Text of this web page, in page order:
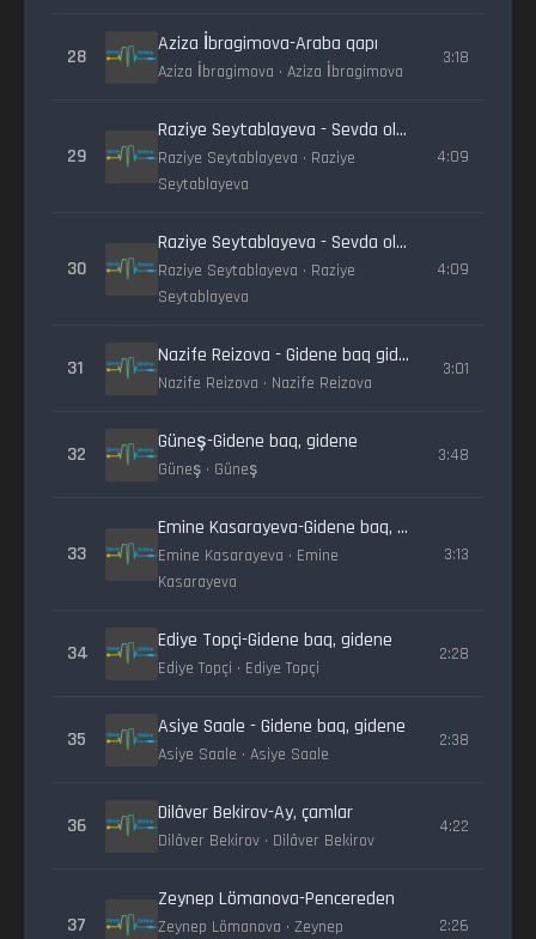
28
Aziza İbragimova-Araba qapı
Aziza İbragimova • Aziza İbragimova
3:18
29
Raziye Seytablayeva - Sevda oldim
Raziye Seytablayeva • Raziye
Seytablayeva
4:09
30
Raziye Seytablayeva - Sevda oldim
Raziye Seytablayeva • Raziye
Seytablayeva
4:09
31
Nazife Reizova - Gidene baq gidene
Nazife Reizova • Nazife Reizova
3:01
32
Güneş-Gidene baq, gidene
Güneş • Güneş
3:48
33
Emine Kasarayeva-Gidene baq, gidene
Emine Kasarayeva • Emine
Kasarayeva
3:13
34
Ediye Topçi-Gidene baq, gidene
Ediye Topçi • Ediye Topçi
2:28
35
Asiye Saale - Gidene baq, gidene
Asiye Saale • Asiye Saale
2:38
36
Dilâver Bekirov-Ay, çamlar
Dilâver Bekirov • Dilâver Bekirov
4:22
37
Zeynep Lömanova-Pencereden
Zeynep Lömanova • Zeynep
2:26